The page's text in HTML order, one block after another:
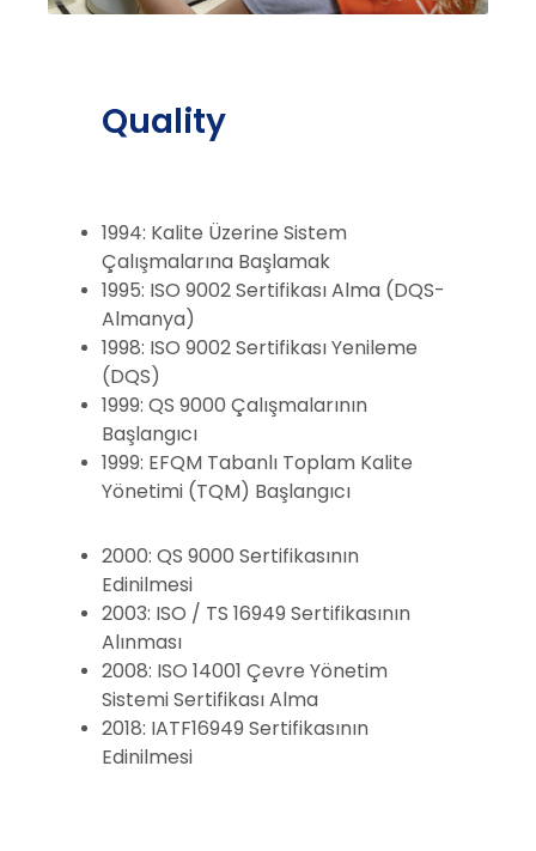
Quality
1994: Kalite Üzerine Sistem
Çalışmalarına Başlamak
1995: ISO 9002 Sertifikası Alma (DQS-
Almanya)
1998: ISO 9002 Sertifikası Yenileme
(DQS)
1999: QS 9000 Çalışmalarının
Başlangıcı
1999: EFQM Tabanlı Toplam Kalite
Yönetimi (TQM) Başlangıcı
2000: QS 9000 Sertifikasının
Edinilmesi
2003: ISO / TS 16949 Sertifikasının
Alınması
2008: ISO 14001 Çevre Yönetim
Sistemi Sertifikası Alma
2018: IATF16949 Sertifikasının
Edinilmesi